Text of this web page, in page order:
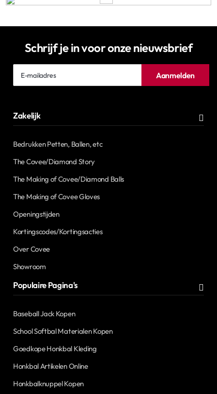
Schrijf je in voor onze nieuwsbrief
mailadres
Aanmelden
Zakelijk
Bedrukken Petten, Ballen, etc
The Covee/Diamond Story
The Making of Covee/Diamond Balls
The Making of Covee Gloves
Openingstijden
Kortingscodes/Kortingsacties
Over Covee
Showroom
Populaire Pagina's
Baseball Jack Kopen
School Softbal Materialen Kopen
Goedkope Honkbal Kleding
Honkbal Artikelen Online
Honkbalknuppel Kopen